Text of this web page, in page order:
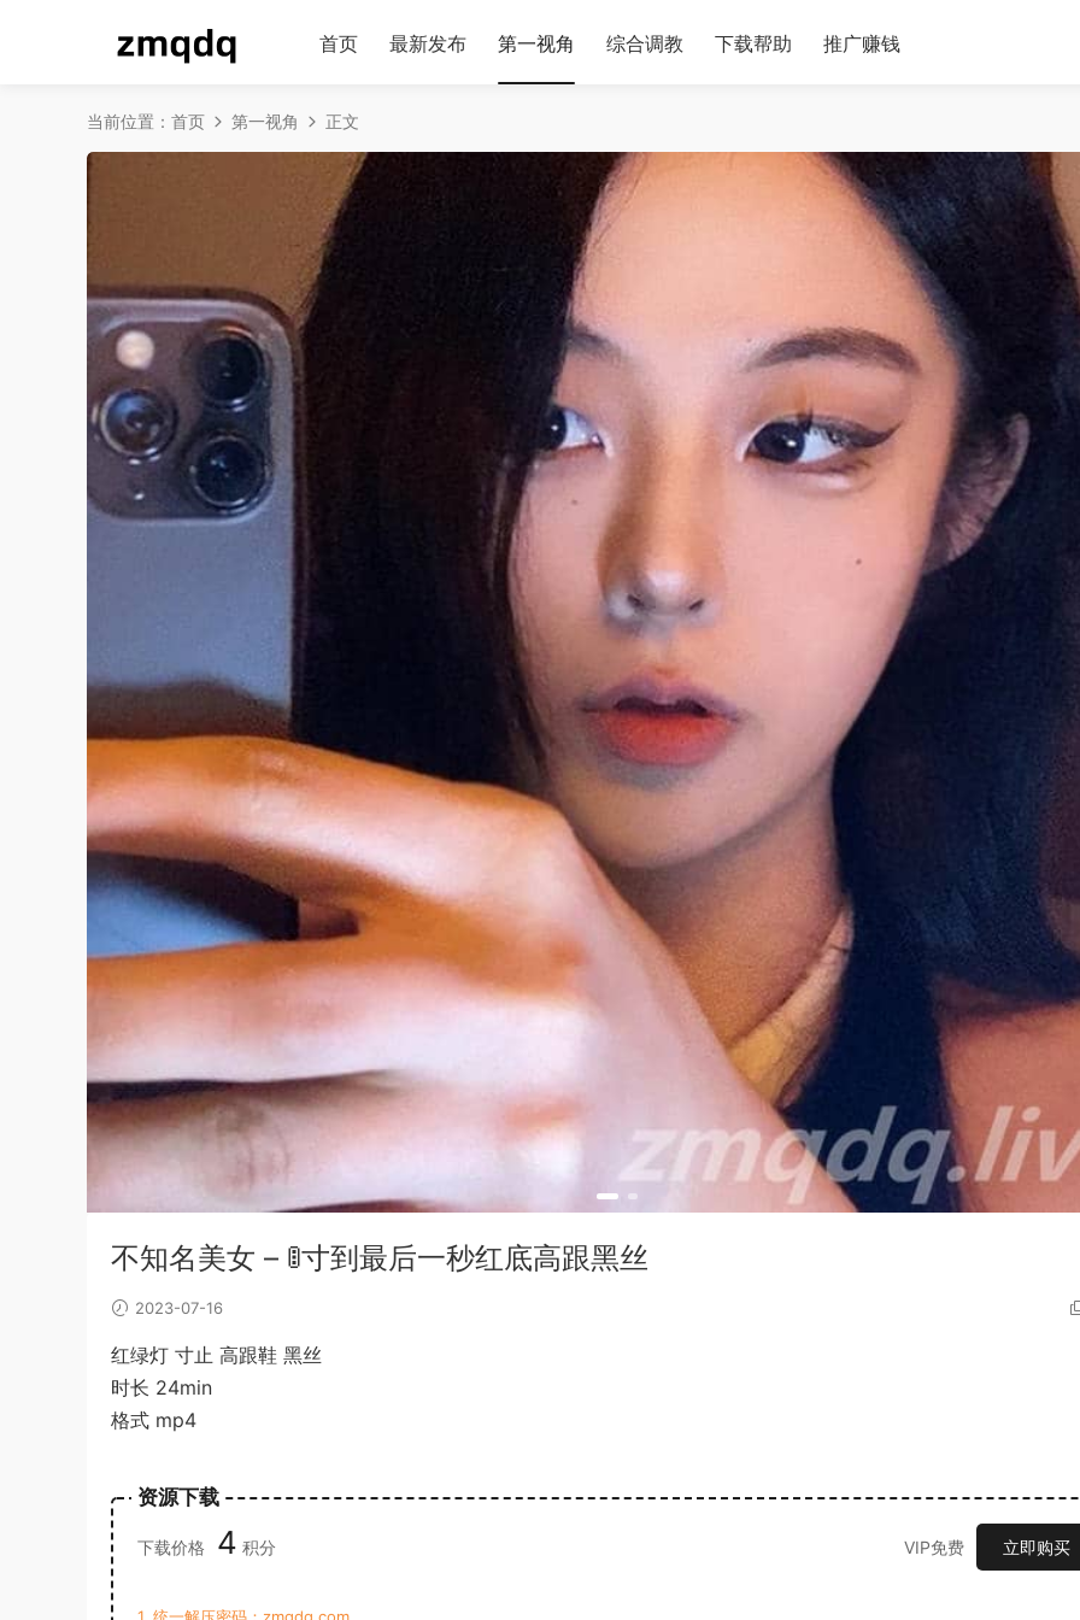
首页 最新发布 第一视角 综合调教 下载帮助 推广赚钱
当前位置： 首页 第一视角 正文
不知名美女 – 🚦寸到最后一秒红底高跟黑丝
2023-07-16
红绿灯 寸止 高跟鞋 黑丝
时长 24min
格式 mp4
资源下载
下载价格 4 积分 VIP免费 立即购买